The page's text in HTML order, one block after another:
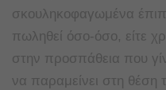
σκουληκοφαγωμένα
πωληθεί όσο-όσο, είτε
στην προσπάθεια που
να παραμείνει στη θέση